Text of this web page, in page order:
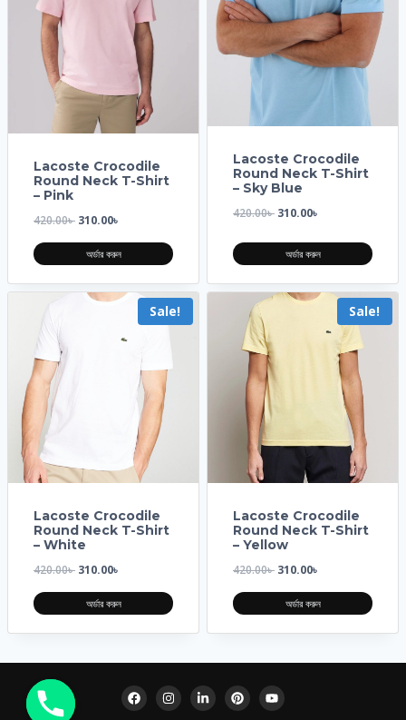
Lacoste Crocodile
Round Neck T-Shirt
– Pink
420.00৳ 310.00৳
অর্ডার করুন
Lacoste Crocodile
Round Neck T-Shirt
– Sky Blue
420.00৳ 310.00৳
অর্ডার করুন
Sale!
Lacoste Crocodile
Round Neck T-Shirt
– White
420.00৳ 310.00৳
অর্ডার করুন
Sale!
Lacoste Crocodile
Round Neck T-Shirt
– Yellow
420.00৳ 310.00৳
অর্ডার করুন